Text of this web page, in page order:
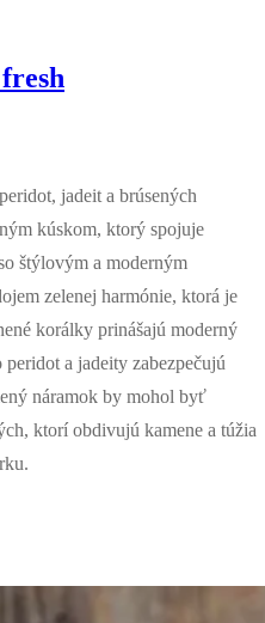
jadeit a brúsených
kúskom, ktorý spojuje
štýlovým a moderným
zelenej harmónie, ktorá je
korálky prinášajú moderný
a jadeity zabezpečujú
náramok by mohol byť
ktorí obdivujú kamene a túžia